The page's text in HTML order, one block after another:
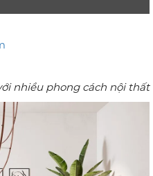
nhiều phong cách nội thất